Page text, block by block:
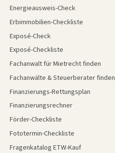
Energieausweis-Check
Erbimmobilien-Checkliste
Exposé-Check
Exposé-Checkliste
Fachanwalt für Mietrecht finden
Fachanwälte & Steuerberater finden
Finanzierungs-Rettungsplan
Finanzierungsrechner
Förder-Checkliste
Fototermin-Checkliste
Fragenkatalog ETW-Kauf